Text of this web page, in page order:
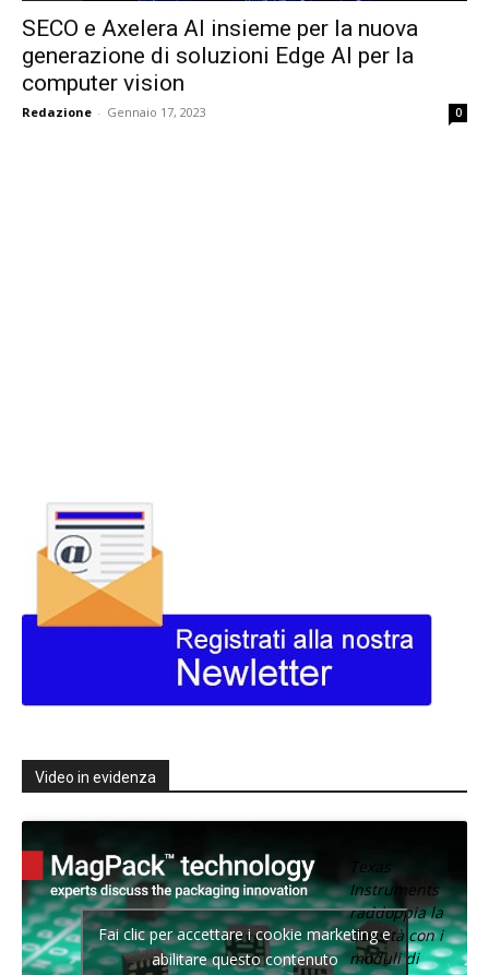
SECO e Axelera AI insieme per la nuova
generazione di soluzioni Edge AI per la
computer vision
Redazione - Gennaio 17, 2023 0
Video in evidenza
Texas
Instruments
raddoppia la
densità con i
moduli di
Fai clic per accettare i cookie marketing e
abilitare questo contenuto